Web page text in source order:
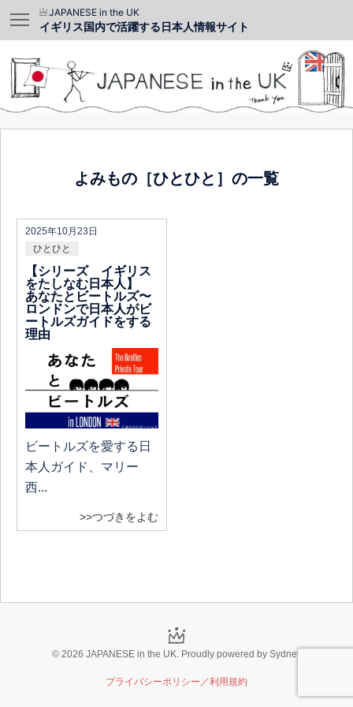
JAPANESE in the UK
イギリス国内で活躍する日本人情報サイト
よみもの［ひとひと］の一覧
2025年10月23日
ひとひと
【シリーズ イギリス
をたしなむ日本人】
あなたとビートルズ〜
ロンドンで日本人がビ
ートルズガイドをする
理由
ビートルズを愛する日
本人ガイド、マリー
西...
>>つづきをよむ
© 2026 JAPANESE in the UK. Proudly powered by Sydney
プライバシーポリシー／利用規約